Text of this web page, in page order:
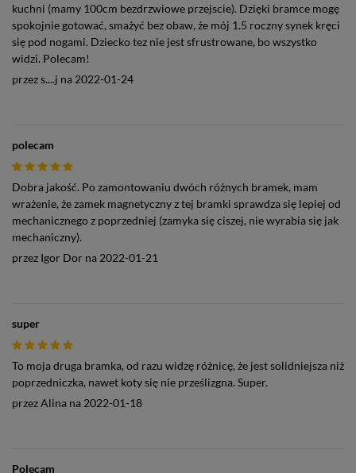
kuchni (mamy 100cm bezdrzwiowe przejscie). Dzięki bramce mogę
spokojnie gotować, smażyć bez obaw, że mój 1.5 roczny synek kręci
się pod nogami. Dziecko tez nie jest sfrustrowane, bo wszystko
widzi. Polecam!
przezs....j na 2022-01-24
polecam
Dobra jakość. Po zamontowaniu dwóch różnych bramek, mam
wrażenie, że zamek magnetyczny z tej bramki sprawdza się lepiej od
mechanicznego z poprzedniej (zamyka się ciszej, nie wyrabia się jak
mechaniczny).
przez Igor Dor na 2022-01-21
super
To moja druga bramka, od razu widzę różnicę, że jest solidniejsza niż
poprzedniczka, nawet koty się nie prześlizgna. Super.
przezAlina na 2022-01-18
Polecam